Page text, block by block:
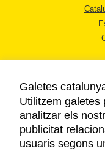
Galetes
Utilitzem galetes
analitzar els
publicitat
usuaris segons